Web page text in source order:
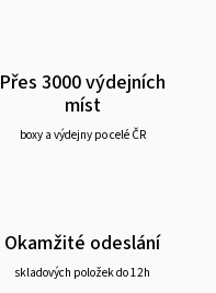
Přes 3000 výdejních
míst
boxy a výdejny po celé ČR
Okamžité odeslání
skladových položek do 12h